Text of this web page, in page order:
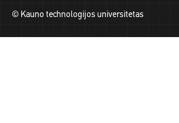
© Kauno technologijos universitetas